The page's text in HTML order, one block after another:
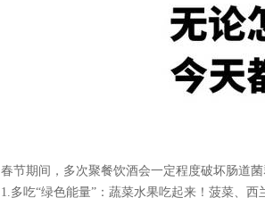
春节期间，多次聚餐饮酒会一定程度破坏肠道
1.多吃“绿色能量”：蔬菜水果吃起来！菠菜、